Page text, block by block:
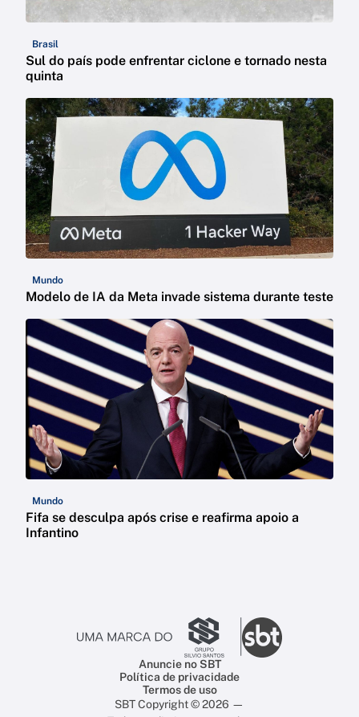
Brasil
Sul do país pode enfrentar ciclone e tornado nesta
quinta
Mundo
Modelo de IA da Meta invade sistema durante teste
Mundo
Fifa se desculpa após crise e reafirma apoio a
Infantino
Anuncie no SBT
Política de privacidade
Termos de uso
SBT Copyright © 2026 —